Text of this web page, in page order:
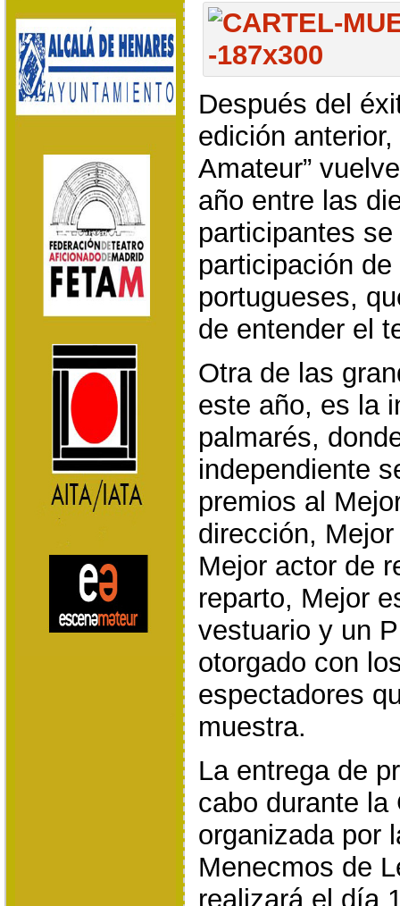
Después del
edición
Amateur”
año entre las
participantes
participación
portugueses,
de entender el
Otra de las
este año, es la
palmarés,
independiente
premios al
dirección,
Mejor actor de
reparto, Mejor
vestuario y un
otorgado con
espectadores
muestra.
La entrega de
cabo durante la
organizada por
Menecmos de
realizará el día